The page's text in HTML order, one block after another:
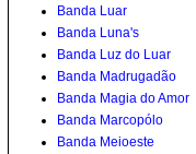
Banda Luar
Banda Luna's
Banda Luz do Luar
Banda Madrugadão
Banda Magia do Amor
Banda Marcopólo
Banda Meioeste